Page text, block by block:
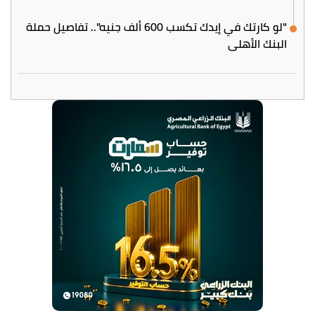
"لو كارتك في إيدك تكسب 600 ألف جنيه".. تفاصيل حملة
البنك الأهلي